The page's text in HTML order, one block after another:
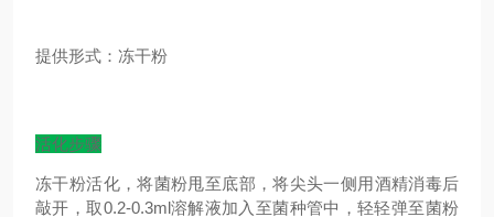
提供形式：冻干粉
活化步骤
冻干粉活化，将菌粉甩至底部，将尖头一侧用酒精消毒后
敲开，取0.2-0.3ml溶解液加入至菌种管中，轻轻弹至菌粉